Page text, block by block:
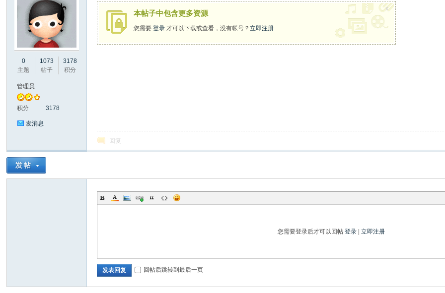
0
主题
1073
帖子
3178
积分
管理员
积分 3178
发消息
本帖子中包含更多资源
您需要登录 才可以下载或查看，没有帐号？立即注册
x
回复
您需要登录后才可以回帖登录 |立即注册
发表回复 回帖后跳转到最后一页